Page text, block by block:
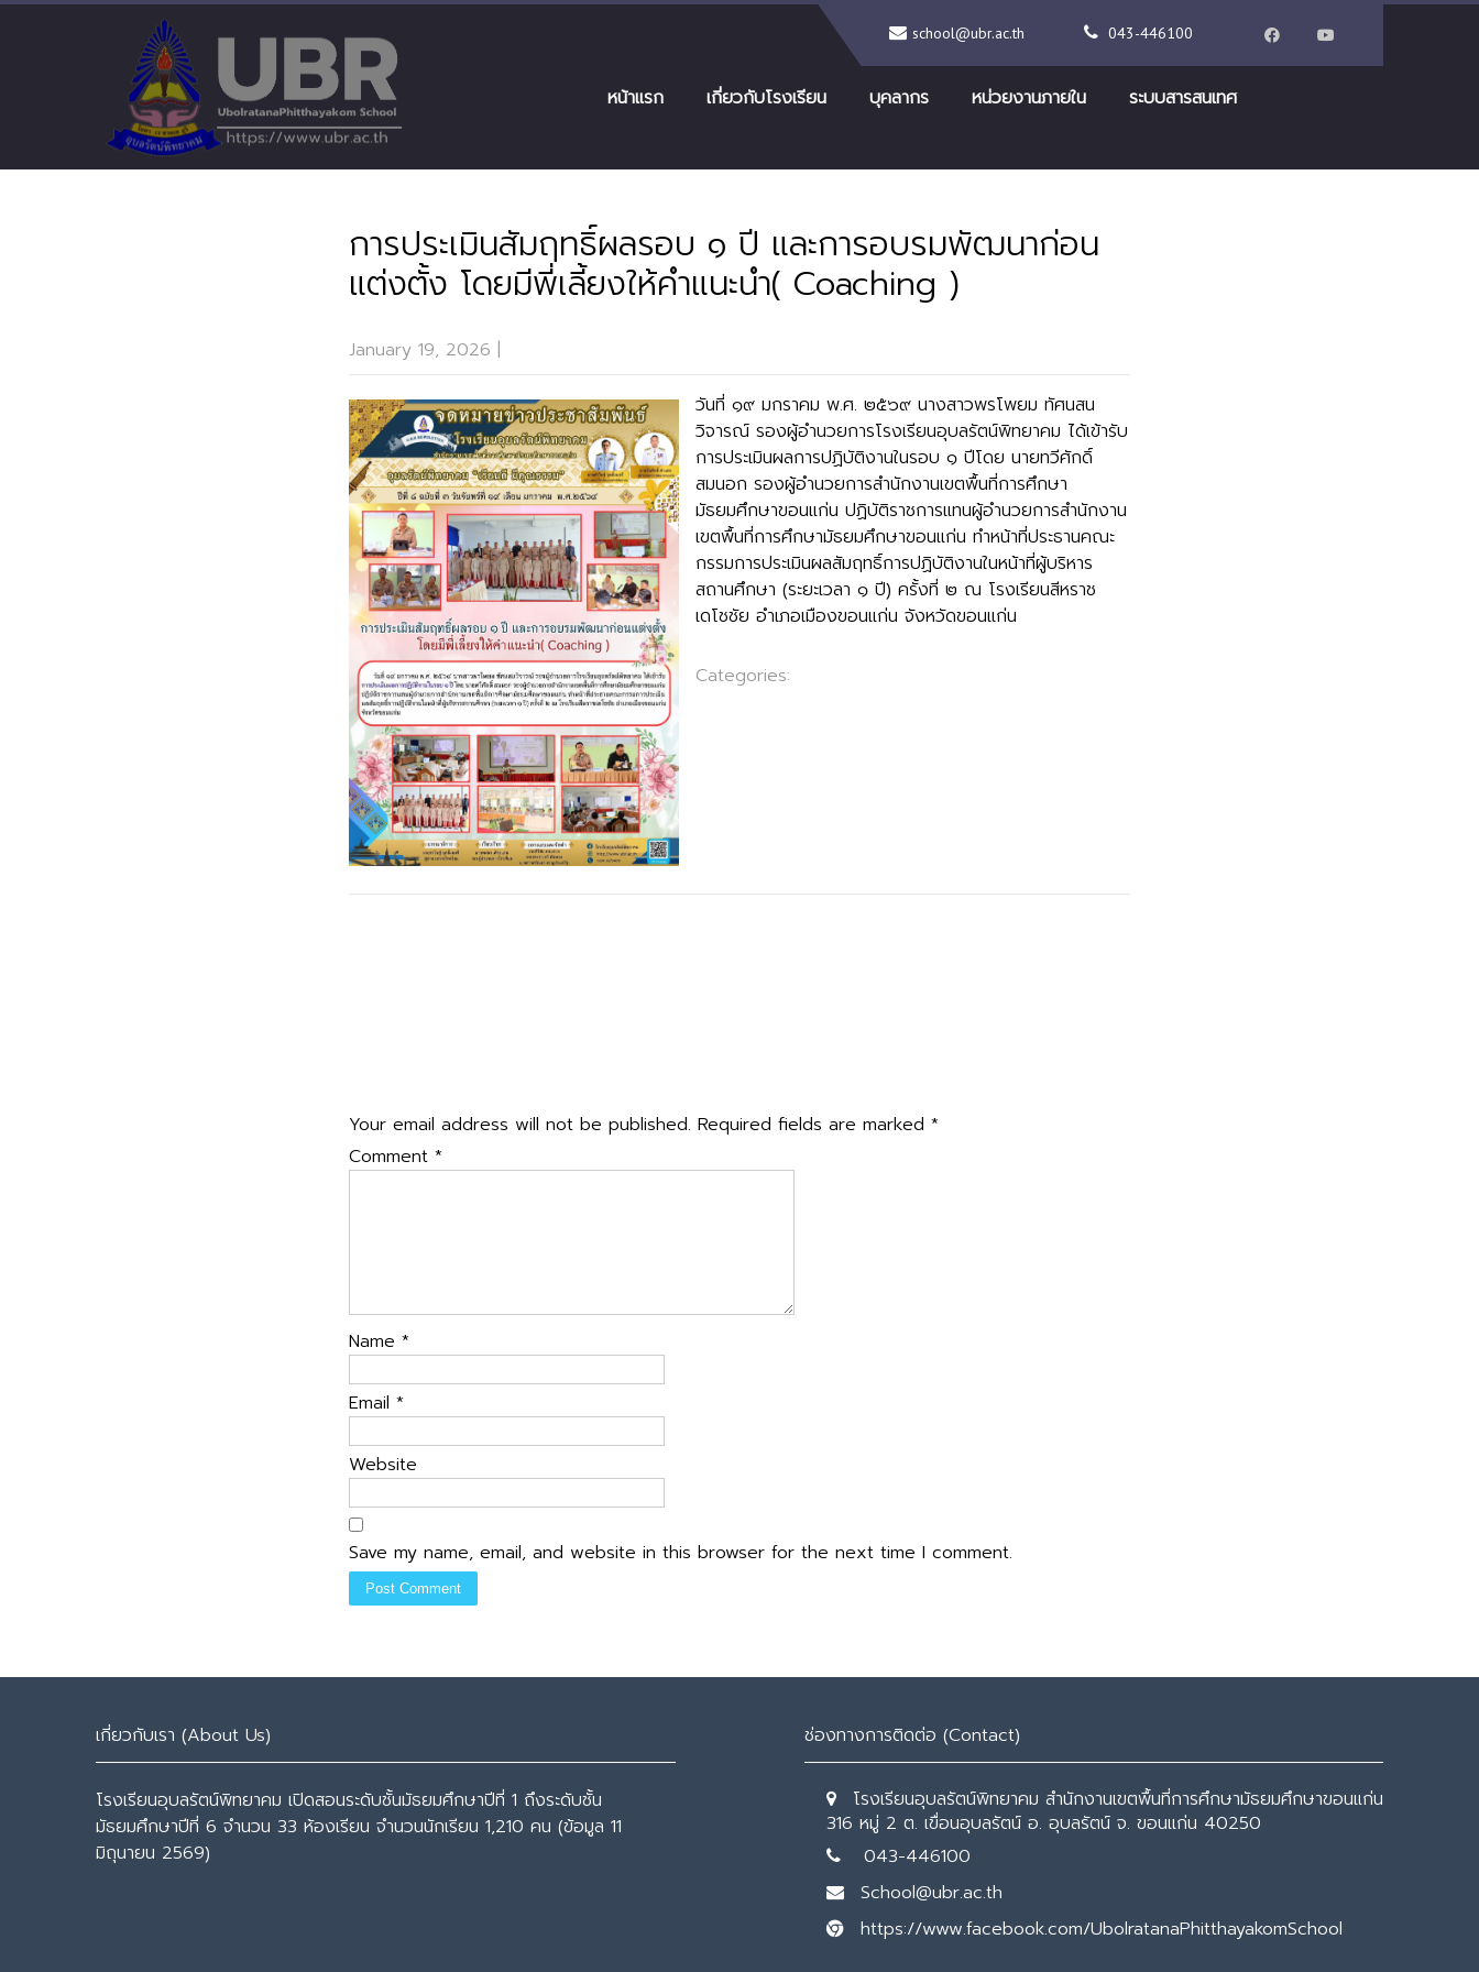
school@ubr.ac.th 043-446100
หน้าแรก เกี่ยวกับโรงเรียน บุคลากร หน่วยงานภายใน ระบบสารสนเทศ
การประเมินสัมฤทธิ์ผลรอบ ๑ ปี และการอบรมพัฒนาก่อน
แต่งตั้ง โดยมีพี่เลี้ยงให้คำแนะนำ( Coaching )
January 19, 2026 |
วันที่ ๑๙ มกราคม พ.ศ. ๒๕๖๙ นางสาวพรโพยม ทัศนสน
วิจารณ์ รองผู้อำนวยการโรงเรียนอุบลรัตน์พิทยาคม ได้เข้ารับ
การประเมินผลการปฏิบัติงานในรอบ ๑ ปีโดย นายทวีศักดิ์
สมนอก รองผู้อำนวยการสำนักงานเขตพื้นที่การศึกษา
มัธยมศึกษาขอนแก่น ปฏิบัติราชการแทนผู้อำนวยการสำนักงาน
เขตพื้นที่การศึกษามัธยมศึกษาขอนแก่น ทำหน้าที่ประธานคณะ
กรรมการประเมินผลสัมฤทธิ์การปฏิบัติงานในหน้าที่ผู้บริหาร
สถานศึกษา (ระยะเวลา ๑ ปี) ครั้งที่ ๒ ณ โรงเรียนสีหราช
เดโชชัย อำเภอเมืองขอนแก่น จังหวัดขอนแก่น
Categories:
Your email address will not be published. Required fields are marked *
Comment *
Name *
Email *
Website
Save my name, email, and website in this browser for the next time I comment.
เกี่ยวกับเรา (About Us)
โรงเรียนอุบลรัตน์พิทยาคม เปิดสอนระดับชั้นมัธยมศึกษาปีที่ 1 ถึงระดับชั้น
มัธยมศึกษาปีที่ 6 จำนวน 33 ห้องเรียน จำนวนนักเรียน 1,210 คน (ข้อมูล 11
มิถุนายน 2569)
ช่องทางการติดต่อ (Contact)
โรงเรียนอุบลรัตน์พิทยาคม สำนักงานเขตพื้นที่การศึกษามัธยมศึกษาขอนแก่น
316 หมู่ 2 ต. เขื่อนอุบลรัตน์ อ. อุบลรัตน์ จ. ขอนแก่น 40250
043-446100
School@ubr.ac.th
https://www.facebook.com/UbolratanaPhitthayakomSchool